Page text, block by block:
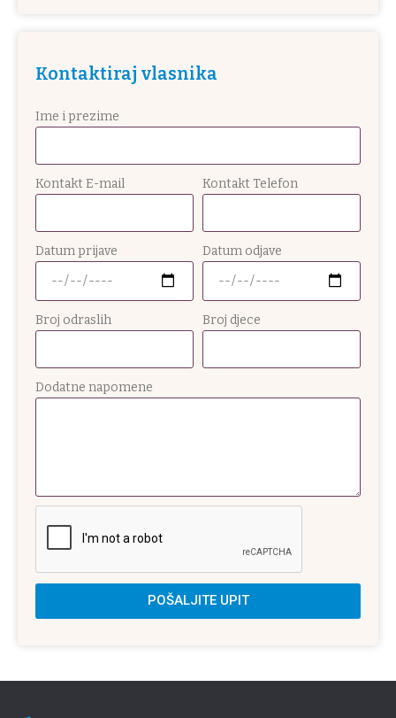
Kontaktiraj vlasnika
Ime i prezime
Kontakt E-mail Kontakt Telefon
Datum prijave Datum odjave
Broj odraslih Broj djece
Dodatne napomene
POŠALJITE UPIT